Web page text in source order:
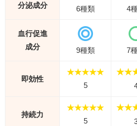
分泌成分
6種類 4
血行促進
成分
9種類 7
即効性
★★★★★
5
持続力
★★★★★
5